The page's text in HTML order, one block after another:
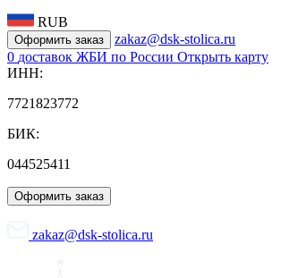
RUB
Оформить заказ
zakaz@dsk-stolica.ru
0 доставок ЖБИ по России Открыть карту
ИНН:
7721823772
БИК:
044525411
Оформить заказ
zakaz@dsk-stolica.ru